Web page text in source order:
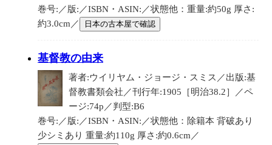
巻号:／版:／ISBN・ASIN:／状態他：重量:約50g 厚さ:
約3.0cm／
日本の古本屋で確認
基督教の由来
著者:ウイリヤム・ジョージ・スミス／出版:基
督教書類会社／刊行年:1905［明治38.2］／ペ
ージ:74p／判型:B6
巻号:／版:／ISBN・ASIN:／状態他：除籍本 背破あり
少シミあり 重量:約110g 厚さ:約0.6cm／